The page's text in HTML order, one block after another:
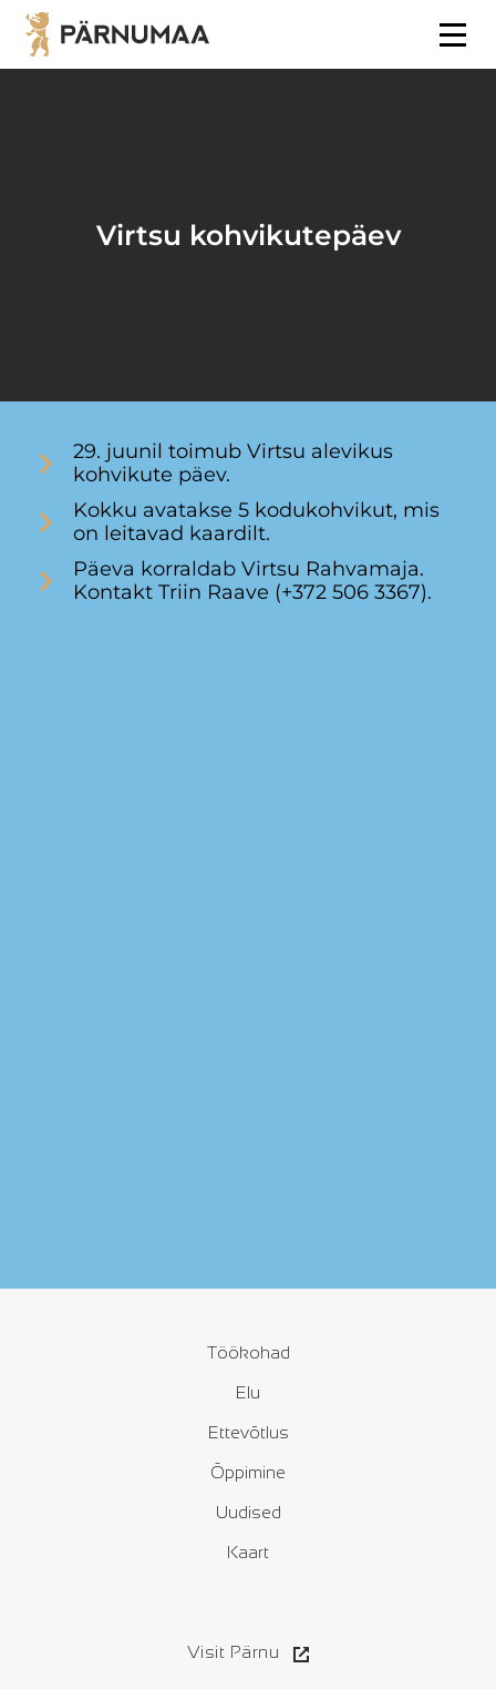
Virtsu kohvikutepäev
29. juunil toimub Virtsu alevikus
kohvikute päev.​
Kokku avatakse 5 kodukohvikut, mis
on leitavad kaardilt.
Päeva korraldab Virtsu Rahvamaja.
Kontakt Triin Raave (+372 506 3367).
Töökohad
Elu
Ettevõtlus
Õppimine
Uudised
Kaart
Visit Pärnu